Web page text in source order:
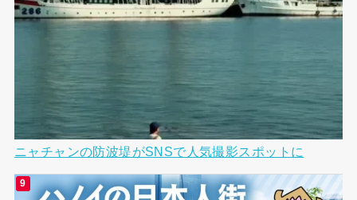
ニャチャンの防波堤がSNSで人気撮影スポットに